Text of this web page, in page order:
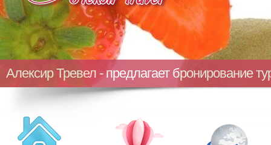
Алексир Тревел - предлагает бронирование